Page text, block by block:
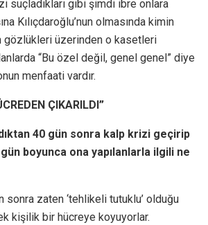
suçladıkları gibi şimdi ibre onlara
Kılıçdaroğlu’nun olmasında kimin
gözlükleri üzerinden o kasetleri
“Bu özel değil, genel genel” diye
menfaati vardır.
ÇIKARILDI”
40 gün sonra kalp krizi geçirip
boyunca ona yapılanlarla ilgili ne
zaten ‘tehlikeli tutuklu’ olduğu
kişilik bir hücreye koyuyorlar.